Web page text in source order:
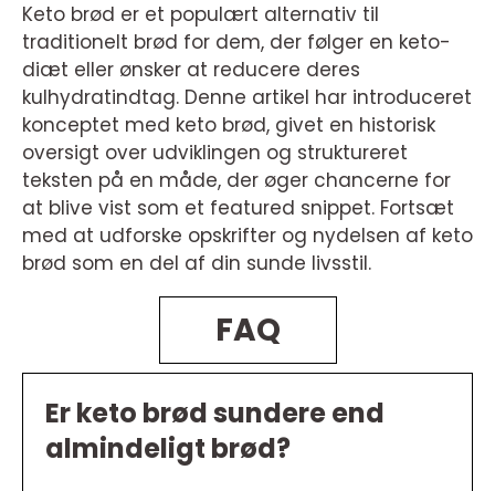
Keto brød er et populært alternativ til
traditionelt brød for dem, der følger en keto-
diæt eller ønsker at reducere deres
kulhydratindtag. Denne artikel har introduceret
konceptet med keto brød, givet en historisk
oversigt over udviklingen og struktureret
teksten på en måde, der øger chancerne for
at blive vist som et featured snippet. Fortsæt
med at udforske opskrifter og nydelsen af keto
brød som en del af din sunde livsstil.
FAQ
Er keto brød sundere end
almindeligt brød?